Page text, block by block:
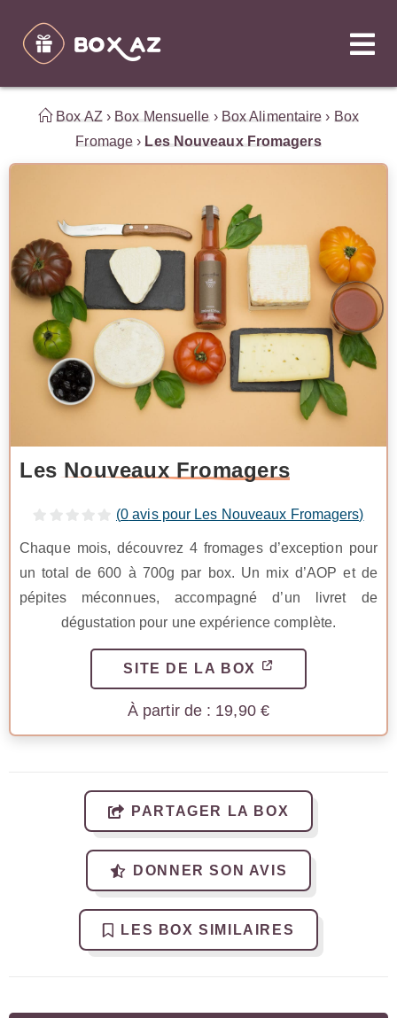
Box AZ› Box Mensuelle › Box Alimentaire › Box
Fromage › Les Nouveaux Fromagers
Les Nouveaux Fromagers
(0 avis pour Les Nouveaux Fromagers)
Chaque mois, découvrez 4 fromages d’exception pour
un total de 600 à 700g par box. Un mix d’AOP et de
pépites méconnues, accompagné d’un livret de
dégustation pour une expérience complète.
SITE DE LA BOX
19,90 €
PARTAGER LA BOX
DONNER SON AVIS
LES BOX SIMILAIRES